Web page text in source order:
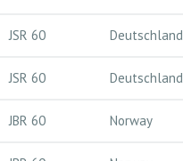
JSR 60 Deutschland
JSR 60 Deutschland
JBR 60 Norway